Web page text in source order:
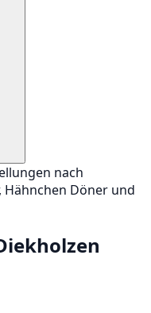
nach
Hähnchen Döner und